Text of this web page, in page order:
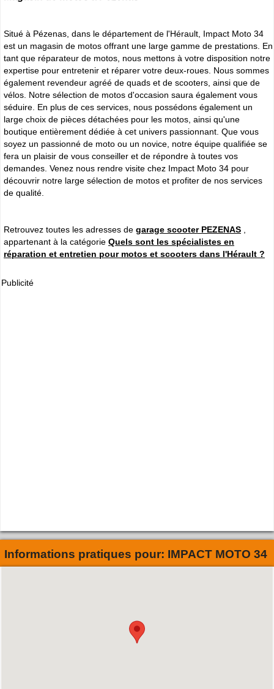
Situé à Pézenas, dans le département de l'Hérault, Impact Moto 34
est un magasin de motos offrant une large gamme de prestations. En
tant que réparateur de motos, nous mettons à votre disposition notre
expertise pour entretenir et réparer votre deux-roues. Nous sommes
également revendeur agréé de quads et de scooters, ainsi que de
vélos. Notre sélection de motos d'occasion saura également vous
séduire. En plus de ces services, nous possédons également un
large choix de pièces détachées pour les motos, ainsi qu'une
boutique entièrement dédiée à cet univers passionnant. Que vous
soyez un passionné de moto ou un novice, notre équipe qualifiée se
fera un plaisir de vous conseiller et de répondre à toutes vos
demandes. Venez nous rendre visite chez Impact Moto 34 pour
découvrir notre large sélection de motos et profiter de nos services
de qualité.
Retrouvez toutes les adresses de garage scooter PEZENAS
appartenant à la catégorie Quels sont les spécialistes en
réparation et entretien pour motos et scooters dans l'Hérault ?
Publicité
Informations pratiques pour: IMPACT MOTO 34